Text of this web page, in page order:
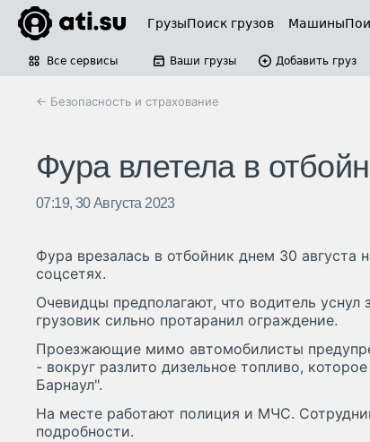
ГрузыПоиск грузов Машины
Все сервисы Ваши грузы Добавить груз
← Безопасность и страхование
Фура влетела в
07:19, 30 Августа 2023
Фура врезалась в отбойник днем 30
соцсетях.
Очевидцы предполагают, что водитель уснул
грузовик сильно протаранил ограждение.
Проезжающие мимо автомобилисты
- вокруг разлито дизельное топливо,
Барнаул".
На месте работают полиция и МЧС.
подробности.